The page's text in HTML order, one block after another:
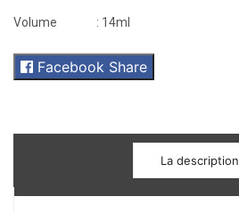
Volume : 14ml
Facebook Share
La description